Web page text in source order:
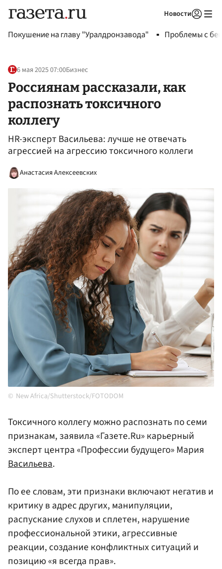
Новости
Покушение на главу "Уралдронзавода" Проблемы с
6 мая 2025 07:00Бизнес
Россиянам рассказали, как
распознать токсичного
коллегу
HR-эксперт Васильева: лучше не отвечать
агрессией на агрессию токсичного коллеги
Анастасия Алексеевских
New Africa/Shutterstock/FOTODOM
Токсичного коллегу можно распознать по семи
признакам, заявила «Газете.Ru» карьерный
эксперт центра «Профессии будущего» Мария
Васильева.
По ее словам, эти признаки включают негатив и
критику в адрес других, манипуляции,
распускание слухов и сплетен, нарушение
профессиональной этики, агрессивные
реакции, создание конфликтных ситуаций и
позицию «я всегда прав».